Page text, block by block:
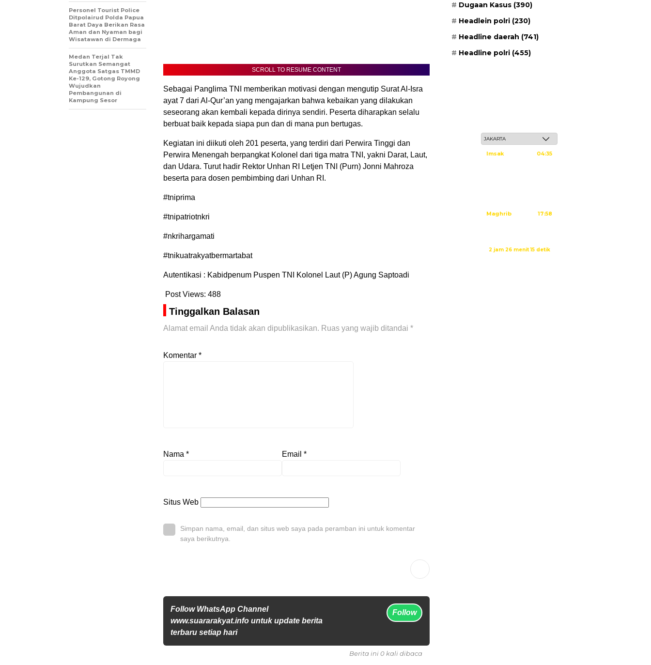
SCROLL TO RESUME CONTENT
Sebagai Panglima TNI memberikan motivasi dengan mengutip Surat Al-Isra
ayat 7 dari Al-Qur’an yang mengajarkan bahwa kebaikan yang dilakukan
seseorang akan kembali kepada dirinya sendiri. Peserta diharapkan selalu
berbuat baik kepada siapa pun dan di mana pun bertugas.
Kegiatan ini diikuti oleh 201 peserta, yang terdiri dari Perwira Tinggi dan
Perwira Menengah berpangkat Kolonel dari tiga matra TNI, yakni Darat, Laut,
dan Udara. Turut hadir Rektor Unhan RI Letjen TNI (Purn) Jonni Mahroza
beserta para dosen pembimbing dari Unhan RI.
#tniprima
#tnipatriotnkri
#nkrihargamati
#tnikuatrakyatbermartabat
Autentikasi : Kabidpenum Puspen TNI Kolonel Laut (P) Agung Saptoadi
Post Views: 488
Tinggalkan Balasan
Alamat email Anda tidak akan dipublikasikan. Ruas yang wajib ditandai *
Komentar *
Nama * Email *
Situs Web
Simpan nama, email, dan situs web saya pada peramban ini untuk komentar
saya berikutnya.
Follow WhatsApp Channel
www.suararakyat.info untuk update berita
terbaru setiap hari
Follow
Personel Tourist Police
Ditpolairud Polda Papua
Barat Daya Berikan Rasa
Aman dan Nyaman bagi
Wisatawan di Dermaga
Medan Terjal Tak
Surutkan Semangat
Anggota Satgas TMMD
Ke-129, Gotong Royong
Wujudkan
Pembangunan di
Kampung Sesor
Berita ini 0 kali dibaca
Dugaan Kasus (390)
Headlein polri (230)
Headline daerah (741)
Headline polri (455)
Imsak 04:35
Maghrib 17:58
2 jam 26 menit 14 detik